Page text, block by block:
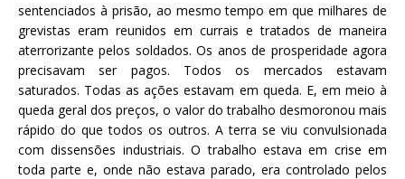
sentenciados à prisão, ao mesmo tempo em que milhares de
grevistas eram reunidos em currais e tratados de maneira
aterrorizante pelos soldados. Os anos de prosperidade agora
precisavam ser pagos. Todos os mercados estavam
saturados. Todas as ações estavam em queda. E, em meio à
queda geral dos preços, o valor do trabalho desmoronou mais
rápido do que todos os outros. A terra se viu convulsionada
com dissensões industriais. O trabalho estava em crise em
toda parte e, onde não estava parado, era controlado pelos